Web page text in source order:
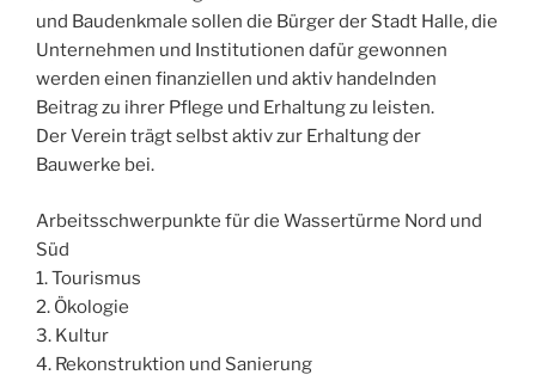
und Baudenkmale sollen die Bürger der Stadt Halle, die
Unternehmen und Institutionen dafür gewonnen
werden einen finanziellen und aktiv handelnden
Beitrag zu ihrer Pflege und Erhaltung zu leisten.
Der Verein trägt selbst aktiv zur Erhaltung der
Bauwerke bei.
Arbeitsschwerpunkte für die Wassertürme Nord und
Süd
1. Tourismus
2. Ökologie
3. Kultur
4. Rekonstruktion und Sanierung